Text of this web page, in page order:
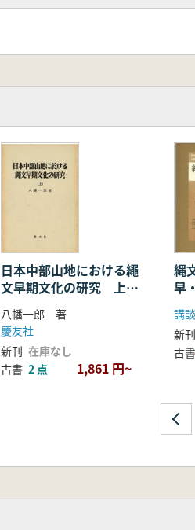
日本中部山地における繩
文早期文化の研究 上、
八幡一郎 著
慶友社
新刊 在庫なし
古書 2 点 1,861 円~
縄
早
講
新刊
古書